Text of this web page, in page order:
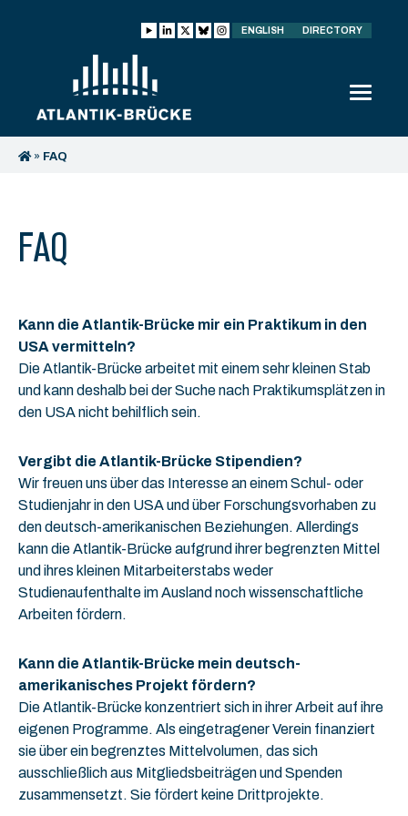
ENGLISH DIRECTORY
» FAQ
FAQ
Kann die Atlantik-Brücke mir ein Praktikum in den
USA vermitteln?
Die Atlantik-Brücke arbeitet mit einem sehr kleinen Stab
und kann deshalb bei der Suche nach Praktikumsplätzen in
den USA nicht behilflich sein.
Vergibt die Atlantik-Brücke Stipendien?
Wir freuen uns über das Interesse an einem Schul- oder
Studienjahr in den USA und über Forschungsvorhaben zu
den deutsch-amerikanischen Beziehungen. Allerdings
kann die Atlantik-Brücke aufgrund ihrer begrenzten Mittel
und ihres kleinen Mitarbeiterstabs weder
Studienaufenthalte im Ausland noch wissenschaftliche
Arbeiten fördern.
Kann die Atlantik-Brücke mein deutsch-
amerikanisches Projekt fördern?
Die Atlantik-Brücke konzentriert sich in ihrer Arbeit auf ihre
eigenen Programme. Als eingetragener Verein finanziert
sie über ein begrenztes Mittelvolumen, das sich
ausschließlich aus Mitgliedsbeiträgen und Spenden
zusammensetzt. Sie fördert keine Drittprojekte.